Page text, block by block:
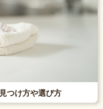
つけ方や選び方